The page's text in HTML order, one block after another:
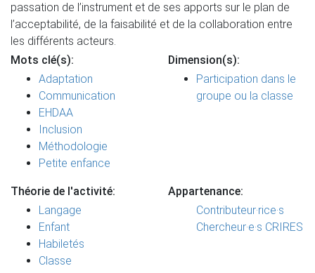
passation de l’instrument et de ses apports sur le plan de
l’acceptabilité, de la faisabilité et de la collaboration entre
les différents acteurs.
Mots clé(s):
Adaptation
Communication
EHDAA
Inclusion
Méthodologie
Petite enfance
Dimension(s):
Participation dans le
groupe ou la classe
Théorie de l'activité:
Langage
Enfant
Habiletés
Classe
Appartenance:
Contributeur·rice·s
Chercheur·e·s CRIRES